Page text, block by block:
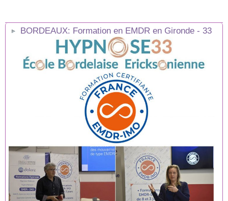
BORDEAUX: Formation en EMDR en Gironde - 33